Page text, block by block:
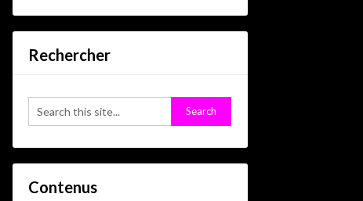
Rechercher
Contenus